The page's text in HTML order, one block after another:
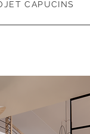
CAPUCINS